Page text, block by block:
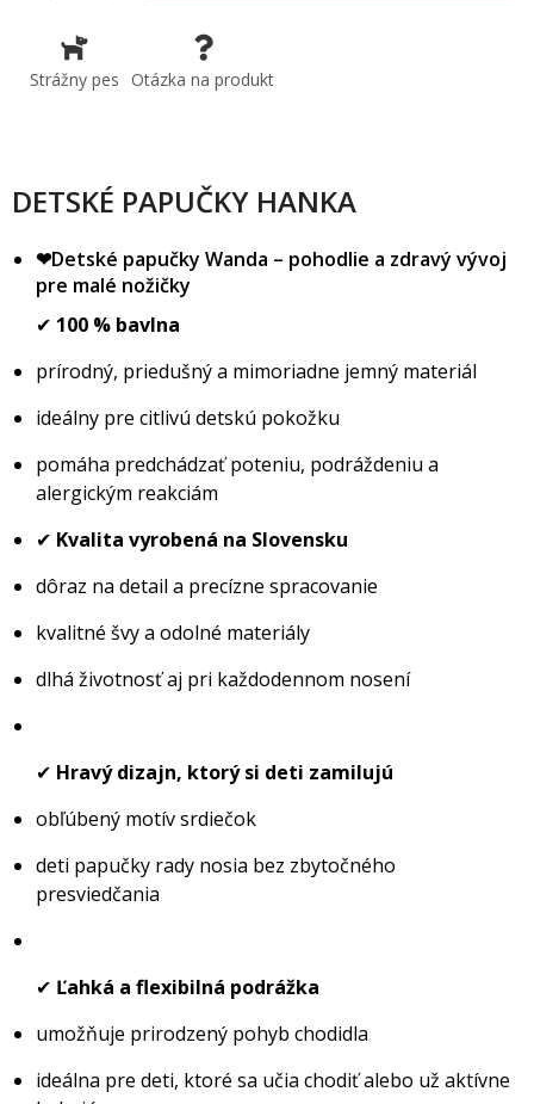
Strážny pes Otázka na produkt
DETSKÉ PAPUČKY HANKA
❤Detské papučky Wanda – pohodlie a zdravý vývoj
pre malé nožičky
✔ 100 % bavlna
prírodný, priedušný a mimoriadne jemný materiál
ideálny pre citlivú detskú pokožku
pomáha predchádzať poteniu, podráždeniu a
alergickým reakciám
✔ Kvalita vyrobená na Slovensku
dôraz na detail a precízne spracovanie
kvalitné švy a odolné materiály
dlhá životnosť aj pri každodennom nosení
✔ Hravý dizajn, ktorý si deti zamilujú
obľúbený motív srdiečok
deti papučky rady nosia bez zbytočného
presviedčania
✔ Ľahká a flexibilná podrážka
umožňuje prirodzený pohyb chodidla
ideálna pre deti, ktoré sa učia chodiť alebo už aktívne